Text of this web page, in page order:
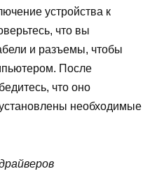
устройства к
что вы
и разъемы, чтобы
После
что оно
необходимые